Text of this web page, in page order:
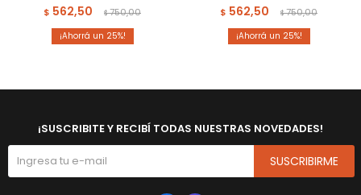
$ 562,50 $750,00
25
$ 562,50 $750,00
25
¡SUSCRIBITE Y RECIBÍ TODAS NUESTRAS NOVEDADES!
SUSCRIBIRME